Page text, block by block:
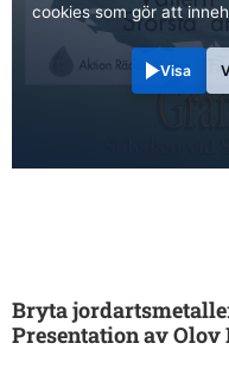
cookies som gör att
Visa
Bryta
Presentation av